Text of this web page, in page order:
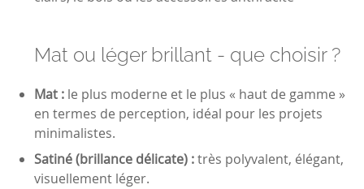
Mat ou léger brillant - que choisir ?
Mat :le plus moderne et le plus « haut de gamme »
en termes de perception, idéal pour les projets
minimalistes.
Satiné (brillance délicate) :très polyvalent, élégant,
visuellement léger.